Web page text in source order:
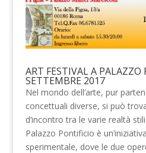
ART FESTIVAL A
SETTEMBRE 2017
Nel mondo dell’arte, pur
concettuali diverse, si può
d’incontro tra le varie realtà
Palazzo Pontificio è
sperimentale, dove le due